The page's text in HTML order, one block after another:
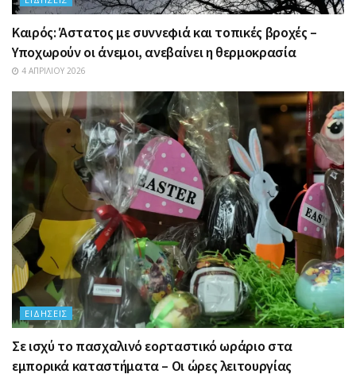
Καιρός: Άστατος με συννεφιά και τοπικές βροχές –
Υποχωρούν οι άνεμοι, ανεβαίνει η θερμοκρασία
4 ΑΠΡΙΛΊΟΥ 2026
ΕΙΔΉΣΕΙΣ
Σε ισχύ το πασχαλινό εορταστικό ωράριο στα
εμπορικά καταστήματα – Οι ώρες λειτουργίας